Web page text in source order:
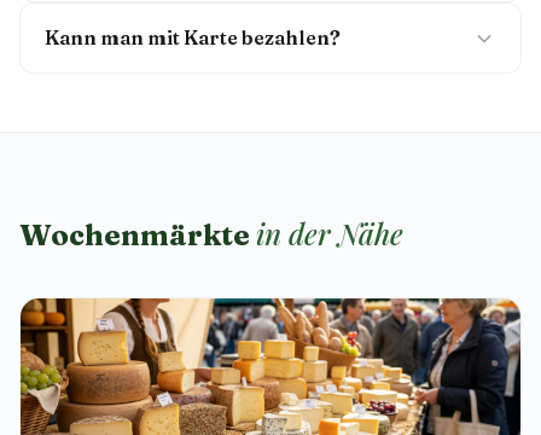
Kann man mit Karte bezahlen?
Wochenmärkte in der Nähe